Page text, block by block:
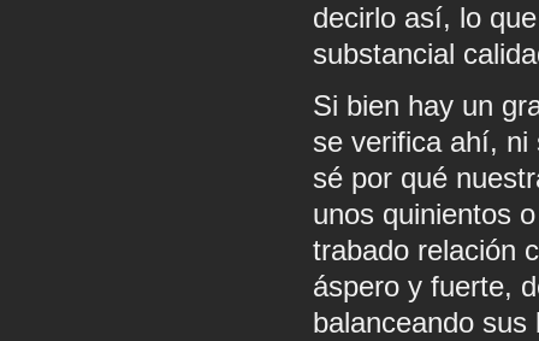
decirlo así, lo
substancial
Si bien hay un
se verifica ahí, ni
sé por qué
unos quinientos
trabado relación
áspero y fuerte,
balanceando